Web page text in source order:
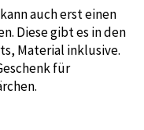
auch erst einen
Diese gibt es in den
Material inklusive.
für